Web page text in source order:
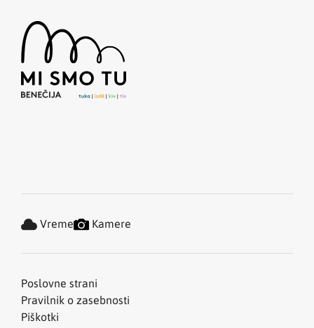
Poslovne strani
Pravilnik o zasebnosti
Piškotki
Vreme Kamere